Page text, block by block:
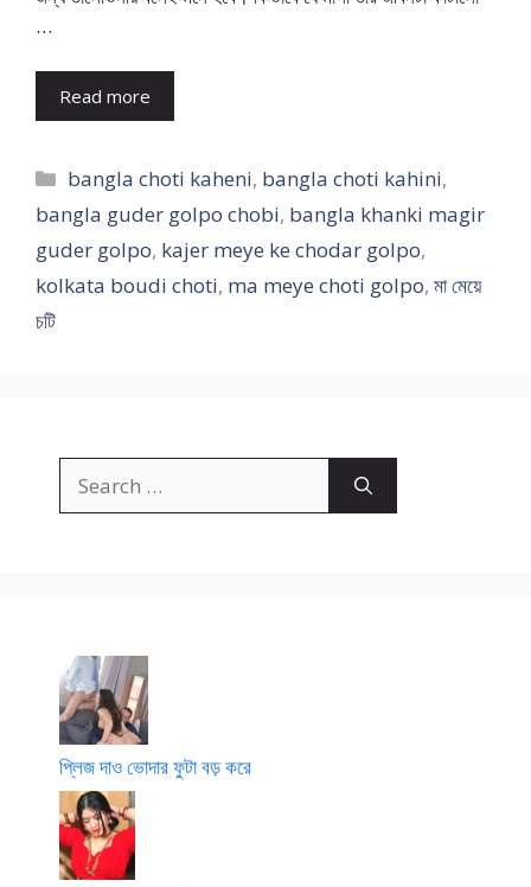
…
Read more
Categories
bangla choti kaheni, bangla choti kahini,
bangla guder golpo chobi, bangla khanki magir
guder golpo, kajer meye ke chodar golpo,
kolkata boudi choti, ma meye choti golpo, মা মেয়ে
চটি
for:
প্লিজ দাও ভোদার ফুটা বড় করে